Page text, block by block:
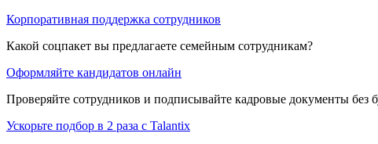
Корпоративная поддержка сотрудников
Какой соцпакет вы предлагаете семейным сотрудникам?
Оформляйте кандидатов онлайн
Проверяйте сотрудников и подписывайте кадровые документы без
Ускорьте подбор в 2 раза с Talantix